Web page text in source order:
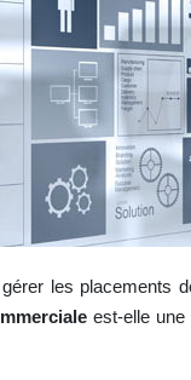
les placements
est-elle une